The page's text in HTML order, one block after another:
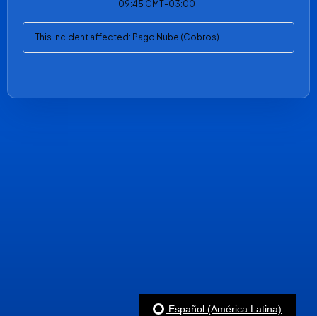
09:45 GMT-03:00
This incident affected: Pago Nube (Cobros).
Español (América Latina)